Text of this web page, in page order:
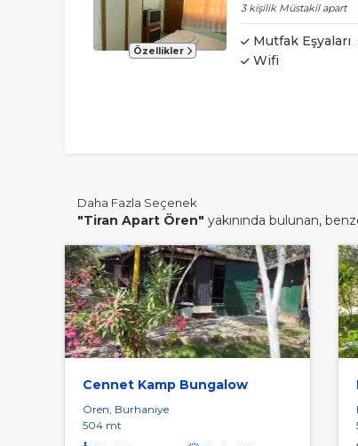
Özellikler
3 kişilik Müstakil apart
Mutfak Eşyaları
Wifi
Daha Fazla Seçenek
"Tiran Apart Ören" yakınında bulunan,
Cennet Kamp Bungalow
Ören, Burhaniye
504 mt